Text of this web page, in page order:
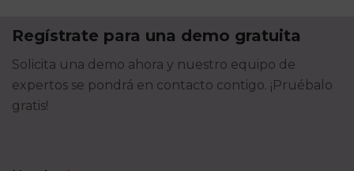
Regístrate para una demo gratuita
Solicita una demo ahora y nuestro equipo de
expertos se pondrá en contacto contigo. ¡Pruébalo
gratis!